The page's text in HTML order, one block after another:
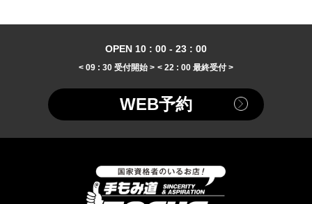
OPEN 10 : 00 - 23 : 00
< 09 : 30 受付開始 > < 22 : 00 最終受付 >
WEB予約